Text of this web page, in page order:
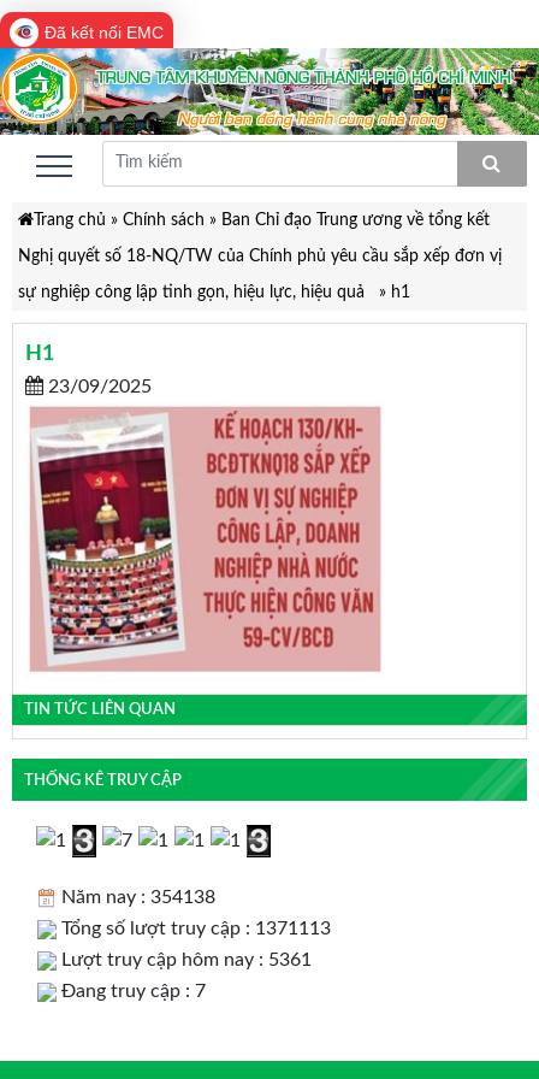
Đã kết nối EMC
Trang chủ » Chính sách » Ban Chỉ đạo Trung ương về tổng kết
Nghị quyết số 18-NQ/TW của Chính phủ yêu cầu sắp xếp đơn vị
sự nghiệp công lập tinh gọn, hiệu lực, hiệu quả
» h1
H1
23/09/2025
TIN TỨC LIÊN QUAN
THỐNG KÊ TRUY CẬP
Năm nay : 354138
Tổng số lượt truy cập : 1371113
Lượt truy cập hôm nay : 5361
Đang truy cập : 7